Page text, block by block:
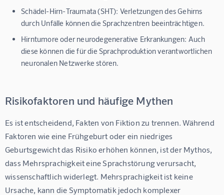
Schädel-Hirn-Traumata (SHT): Verletzungen des Gehirns
durch Unfälle können die Sprachzentren beeinträchtigen.
Hirntumore oder neurodegenerative Erkrankungen: Auch
diese können die für die Sprachproduktion verantwortlichen
neuronalen Netzwerke stören.
Risikofaktoren und häufige Mythen
Es ist entscheidend, Fakten von Fiktion zu trennen. Während
Faktoren wie eine Frühgeburt oder ein niedriges
Geburtsgewicht das Risiko erhöhen können, ist der Mythos,
dass Mehrsprachigkeit eine Sprachstörung verursacht,
wissenschaftlich widerlegt. Mehrsprachigkeit ist keine
Ursache, kann die Symptomatik jedoch komplexer